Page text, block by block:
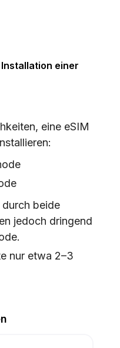
einer
eine eSIM
beide
jedoch dringend
nur etwa 2–3